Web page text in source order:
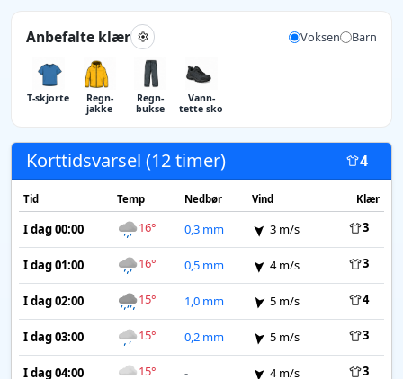
Anbefalte klær Voksen Barn
T-skjorte
Regn­
jakke
Regn­
bukse
Vann­
tette sko
Korttidsvarsel (12 timer) 4
Tid Temp Nedbør Vind Klær
I dag 00:00 16° 0,3 mm 3 m/s 3
I dag 01:00 16° 0,5 mm 4 m/s 3
I dag 02:00 15° 1,0 mm 5 m/s 4
I dag 03:00 15° 0,2 mm 5 m/s 3
I dag 04:00 15° - 4 m/s 3